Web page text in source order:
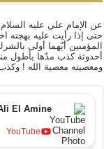
عن الإمام علي عليه السلام
حتى إذا رأيت عليه بهجته
المؤمنين أيّهما أولى
أحدوثة كذب مدّها بأطول
ومعصيته معصية الله !
El Amine
YouTube